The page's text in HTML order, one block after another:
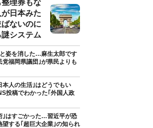
理券もな
日本みた
ないのに
システム
姿を消した…麻生太郎です
党福岡県議団｣が県民よりも
本人の生活｣はどうでもい
投稿でわかった｢外国人政
｣はすごかった…習近平が恐
望する｢超巨大企業｣の知られ